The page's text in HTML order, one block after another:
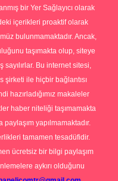
bir Yer Sağlayıcı olarak
içerikleri proaktif olarak
bulunmamaktadır. Ancak,
taşımakta olup, siteye
Bu internet sitesi,
şirketi ile hiçbir bağlantısı
hazırladığımız makaleler
haber niteliği taşımamakta
yapılmamaktadır.
tamamen tesadüfidir.
ücretsiz bir bilgi paylaşım
aykırı olduğunu